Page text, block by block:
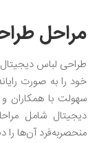
مراحل
طراحی لباس
خود را به صورت
سهولت با همکاران
دیجیتال شامل
منحصربه‌فرد آن‌ها را